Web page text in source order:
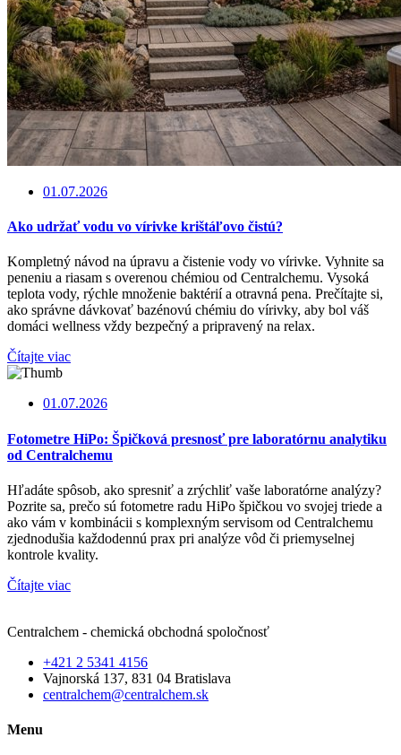
01.07.2026
Ako udržať vodu vo vírivke krištáľovo čistú?
Kompletný návod na úpravu a čistenie vody vo vírivke. Vyhnite sa
peneniu a riasam s overenou chémiou od Centralchemu. Vysoká
teplota vody, rýchle množenie baktérií a otravná pena. Prečítajte si,
ako správne dávkovať bazénovú chémiu do vírivky, aby bol váš
domáci wellness vždy bezpečný a pripravený na relax.
Čítajte viac
01.07.2026
Fotometre HiPo: Špičková presnosť pre laboratórnu analytiku
od Centralchemu
Hľadáte spôsob, ako spresniť a zrýchliť vaše laboratórne analýzy?
Pozrite sa, prečo sú fotometre radu HiPo špičkou vo svojej triede a
ako vám v kombinácii s komplexným servisom od Centralchemu
zjednodušia každodennú prax pri analýze vôd či priemyselnej
kontrole kvality.
Čítajte viac
Centralchem - chemická obchodná spoločnosť
+421 2 5341 4156
Vajnorská 137, 831 04 Bratislava
centralchem@centralchem.sk
Menu